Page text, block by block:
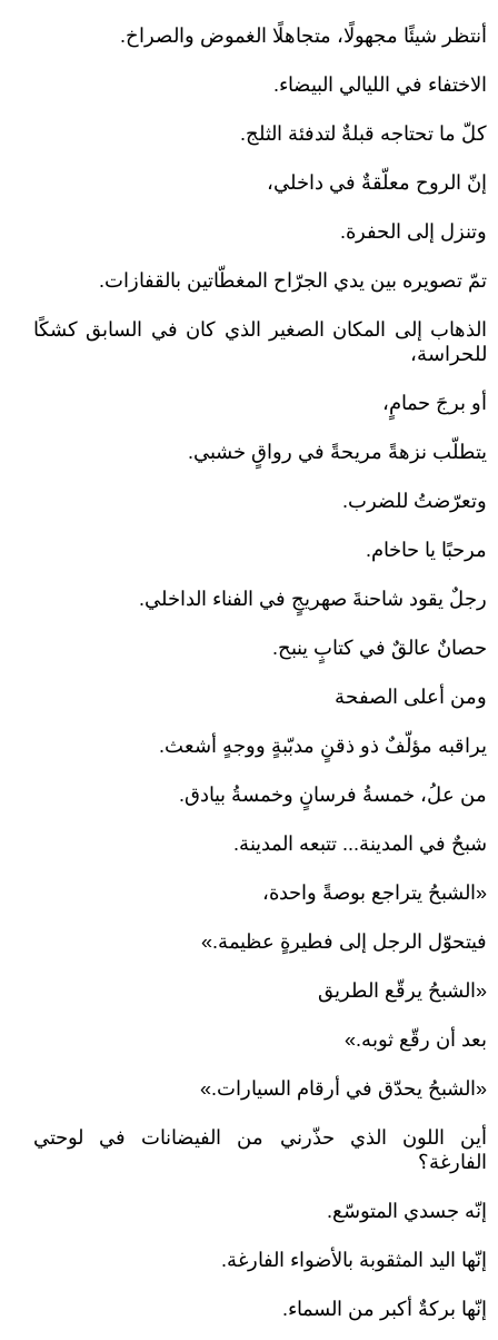
أنتظر شيئًا مجهولًا، متجاهلًا الغموض والصراخ.
الاختفاء في الليالي البيضاء.
كلّ ما تحتاجه قبلةٌ لتدفئة الثلج.
إنّ الروح معلّقةٌ في داخلي،
وتنزل إلى الحفرة.
تمّ تصويره بين يدي الجرّاح المغطّاتين بالقفازات.
الذهاب إلى المكان الصغير الذي كان في السابق كشكًا
للحراسة،
أو برجَ حمامٍ،
يتطلّب نزهةً مريحةً في رواقٍ خشبي.
وتعرّضتُ للضرب.
مرحبًا يا حاخام.
رجلٌ يقود شاحنةَ صهريجٍ في الفناء الداخلي.
حصانٌ عالقٌ في كتابٍ ينبح.
ومن أعلى الصفحة
يراقبه مؤلّفٌ ذو ذقنٍ مدبّبةٍ ووجهٍ أشعث.
من علُ، خمسةُ فرسانٍ وخمسةُ بيادق.
شبحٌ في المدينة... تتبعه المدينة.
«الشبحُ يتراجع بوصةً واحدة،
فيتحوّل الرجل إلى فطيرةٍ عظيمة.»
«الشبحُ يرقّع الطريق
بعد أن رقّع ثوبه.»
«الشبحُ يحدّق في أرقام السيارات.»
أين اللون الذي حذّرني من الفيضانات في لوحتي
الفارغة؟
إنّه جسدي المتوسّع.
إنّها اليد المثقوبة بالأضواء الفارغة.
إنّها بركةٌ أكبر من السماء.